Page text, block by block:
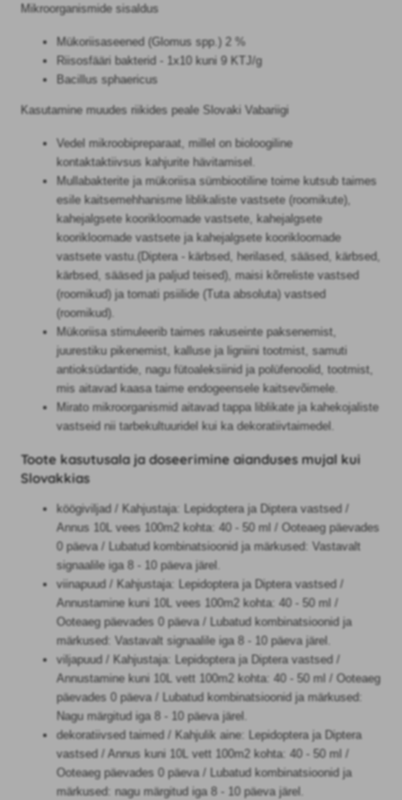
Mikroorganismide sisaldus
Mükoriisaseened (Glomus spp.) 2 %
Riisosfääri bakterid - 1x10 kuni 9 KTJ/g
Bacillus sphaericus
Kasutamine muudes riikides peale Slovaki Vabariigi
Vedel mikroobipreparaat, millel on bioloogiline
kontaktaktiivsus kahjurite hävitamisel.
Mullabakterite ja mükoriisa sümbiootiline toime kutsub taimes
esile kaitsemehhanisme liblikaliste vastsete (roomikute),
kahejalgsete koorikloomade vastsete, kahejalgsete
koorikloomade vastsete ja kahejalgsete koorikloomade
vastsete vastu.(Diptera - kärbsed, herilased, sääsed, kärbsed,
kärbsed, sääsed ja paljud teised), maisi kõrreliste vastsed
(roomikud) ja tomati psiilide (Tuta absoluta) vastsed
(roomikud).
Mükoriisa stimuleerib taimes rakuseinte paksenemist,
juurestiku pikenemist, kalluse ja ligniini tootmist, samuti
antioksüdantide, nagu fütoaleksiinid ja polüfenoolid, tootmist,
mis aitavad kaasa taime endogeensele kaitsevõimele.
Mirato mikroorganismid aitavad tappa liblikate ja kahekojaliste
vastseid nii tarbekultuuridel kui ka dekoratiivtaimedel.
Toote kasutusala ja doseerimine aianduses mujal kui
Slovakkias
köögiviljad / Kahjustaja: Lepidoptera ja Diptera vastsed /
Annus 10L vees 100m2 kohta: 40 - 50 ml / Ooteaeg päevades
0 päeva / Lubatud kombinatsioonid ja märkused: Vastavalt
signaalile iga 8 - 10 päeva järel.
viinapuud / Kahjustaja: Lepidoptera ja Diptera vastsed /
Annustamine kuni 10L vees 100m2 kohta: 40 - 50 ml /
Ooteaeg päevades 0 päeva / Lubatud kombinatsioonid ja
märkused: Vastavalt signaalile iga 8 - 10 päeva järel.
viljapuud / Kahjustaja: Lepidoptera ja Diptera vastsed /
Annustamine kuni 10L vett 100m2 kohta: 40 - 50 ml / Ooteaeg
päevades 0 päeva / Lubatud kombinatsioonid ja märkused:
Nagu märgitud iga 8 - 10 päeva järel.
dekoratiivsed taimed / Kahjulik aine: Lepidoptera ja Diptera
vastsed / Annus kuni 10L vett 100m2 kohta: 40 - 50 ml /
Ooteaeg päevades 0 päeva / Lubatud kombinatsioonid ja
märkused: nagu märgitud iga 8 - 10 päeva järel.